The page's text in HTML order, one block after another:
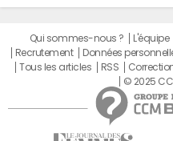
Qui sommes-nous ? L'équipe
Recrutement
Données
Tous les articles
RSS
© 2025